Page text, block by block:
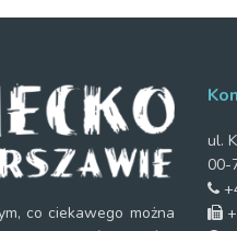
co ciekawego można
ul.
00-